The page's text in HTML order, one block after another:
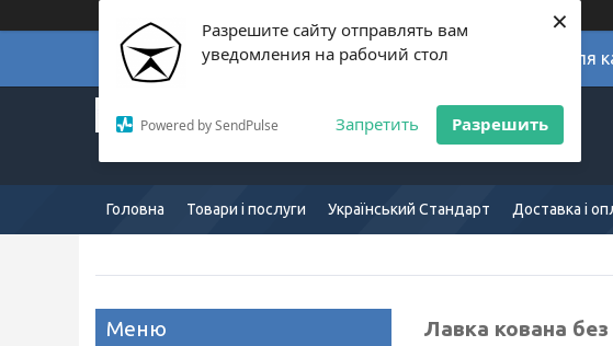
Разрешите сайту отправлять вам
уведомления на рабочий стол
Powered by SendPulse Запретить Разрешить
×
Супермеблі для
Український Стандарт:
Європейська якість:
Головна Товари і послуги Український Стандарт Доставка і
Лавка кована без